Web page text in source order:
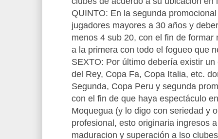
QUINTO: En la segunda
jugadores mayores a 30 años y
menos 4 sub 20, con el fin de
a la primera con todo el fogueo que
SEXTO: Por último debería existir
del Rey, Copa Fa, Copa Italia, etc.
Segunda, Copa Peru y segunda
con el fin de que haya espectáculo
Moquegua (y lo digo con seriedad y
profesional, esto originaria ingresos
maduracion y superación a lso